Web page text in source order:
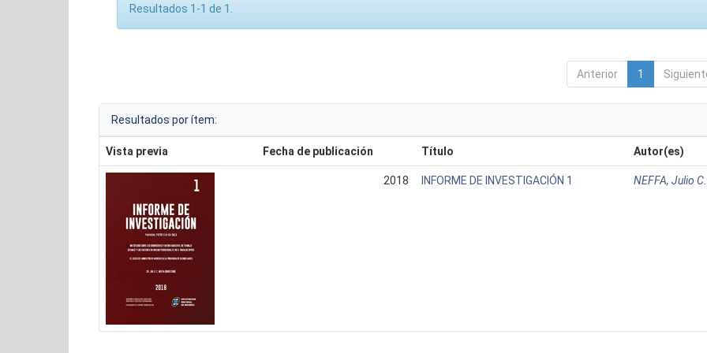
Resultados 1-1 de 1.
Anterior 1
Resultados por ítem:
Vista previa Fecha de publicación Título Autor(es)
2018 INFORME DE INVESTIGACIÓN 1 NEFFA, Julio C.